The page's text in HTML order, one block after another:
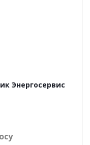
Энергосервис